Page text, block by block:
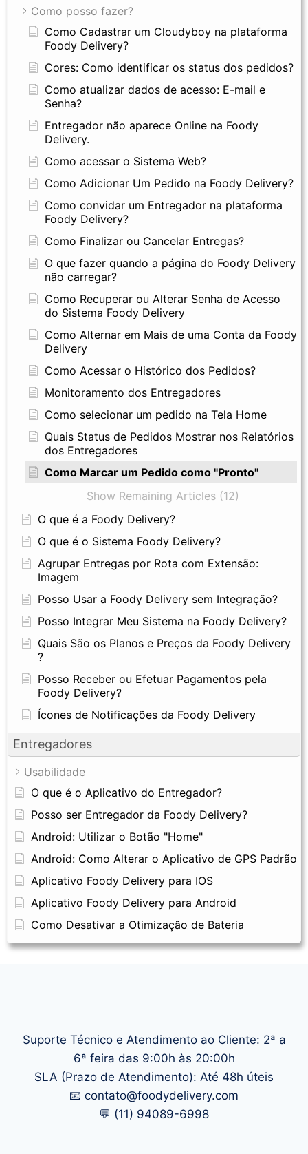
Como posso fazer?
Como Cadastrar um Cloudyboy na plataforma
Foody Delivery?
Cores: Como identificar os status dos pedidos?
Como atualizar dados de acesso: E-mail e
Senha?
Entregador não aparece Online na Foody
Delivery.
Como acessar o Sistema Web?
Como Adicionar Um Pedido na Foody Delivery?
Como convidar um Entregador na plataforma
Foody Delivery?
Como Finalizar ou Cancelar Entregas?
O que fazer quando a página do Foody Delivery
não carregar?
Como Recuperar ou Alterar Senha de Acesso
do Sistema Foody Delivery
Como Alternar em Mais de uma Conta da Foody
Delivery
Como Acessar o Histórico dos Pedidos?
Monitoramento dos Entregadores
Como selecionar um pedido na Tela Home
Quais Status de Pedidos Mostrar nos Relatórios
dos Entregadores
Como Marcar um Pedido como "Pronto"
Show Remaining Articles (12)
O que é a Foody Delivery?
O que é o Sistema Foody Delivery?
Agrupar Entregas por Rota com Extensão:
Imagem
Posso Usar a Foody Delivery sem Integração?
Posso Integrar Meu Sistema na Foody Delivery?
Quais São os Planos e Preços da Foody Delivery
?
Posso Receber ou Efetuar Pagamentos pela
Foody Delivery?
Ícones de Notificações da Foody Delivery
Entregadores
Usabilidade
O que é o Aplicativo do Entregador?
Posso ser Entregador da Foody Delivery?
Android: Utilizar o Botão "Home"
Android: Como Alterar o Aplicativo de GPS Padrão
Aplicativo Foody Delivery para IOS
Aplicativo Foody Delivery para Android
Como Desativar a Otimização de Bateria
Suporte Técnico e Atendimento ao Cliente: 2ª a
6ª feira das 9:00h às 20:00h
SLA (Prazo de Atendimento): Até 48h úteis
📧 contato@foodydelivery.com
💬 (11) 94089-6998